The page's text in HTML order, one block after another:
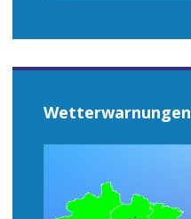
Wetterwarnungen